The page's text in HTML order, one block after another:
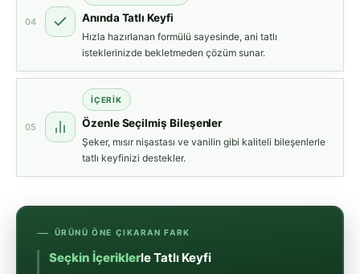
04 Anında Tatlı Keyfi
Hızla hazırlanan formülü sayesinde, ani tatlı
isteklerinizde bekletmeden çözüm sunar.
05
İÇERIK
Özenle Seçilmiş Bileşenler
Şeker, mısır nişastası ve vanilin gibi kaliteli bileşenlerle
tatlı keyfinizi destekler.
ÜRÜNÜ ÖNE ÇIKARAN FARK
Seçkin İçerikle